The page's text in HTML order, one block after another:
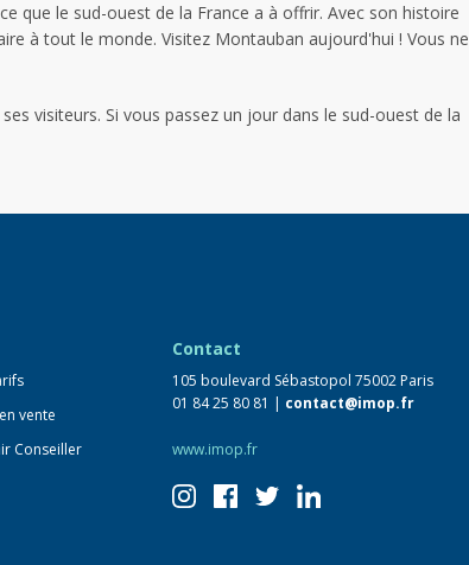
que le sud-ouest de la France a à offrir. Avec son histoire
à tout le monde. Visitez Montauban aujourd'hui ! Vous ne
visiteurs. Si vous passez un jour dans le sud-ouest de la
vente
Conseiller
Contact
105 boulevard Sébastopol 75002 Paris
01 84 25 80 81 | contact@imop.fr
www.imop.fr